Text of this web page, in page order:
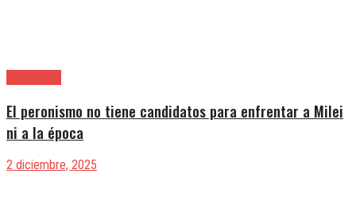
El peronismo no tiene candidatos para enfrentar a Milei
ni a la época
2 diciembre, 2025